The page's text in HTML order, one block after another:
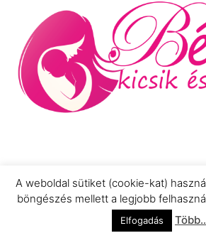
Impresszum Adatkezelési
© Newspaper WordPress Theme
A weboldal sütiket (cookie-kat)
böngészés mellett a legjobb
Elfogadás